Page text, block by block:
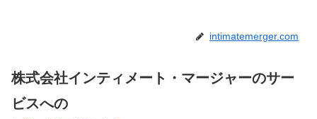
intimatemerger.com
株式会社インティメート・マージャーのサー
ビスへの